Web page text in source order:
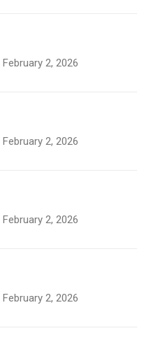
February 2, 2026
February 2, 2026
February 2, 2026
February 2, 2026